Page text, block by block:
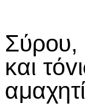
Σύρo
και τόv